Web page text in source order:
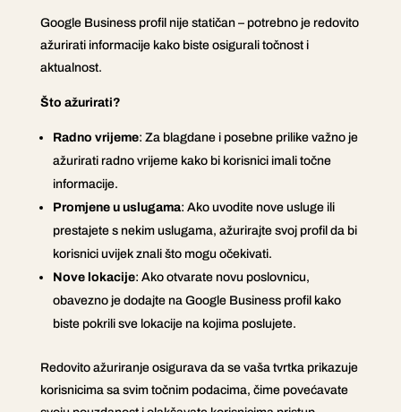
Google Business profil nije statičan – potrebno je redovito
ažurirati informacije kako biste osigurali točnost i
aktualnost.
Što ažurirati?
Radno vrijeme: Za blagdane i posebne prilike važno je
ažurirati radno vrijeme kako bi korisnici imali točne
informacije.
Promjene u uslugama: Ako uvodite nove usluge ili
prestajete s nekim uslugama, ažurirajte svoj profil da bi
korisnici uvijek znali što mogu očekivati.
Nove lokacije: Ako otvarate novu poslovnicu,
obavezno je dodajte na Google Business profil kako
biste pokrili sve lokacije na kojima poslujete.
Redovito ažuriranje osigurava da se vaša tvrtka prikazuje
korisnicima sa svim točnim podacima, čime povećavate